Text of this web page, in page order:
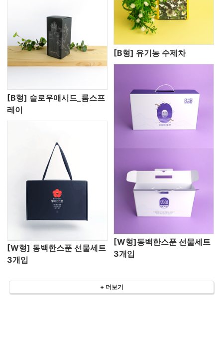
[B형] 슬로우애시드_룸스프
레이
[B형] 유기농 수제차
[W형] 동백한스푼 선물세트
3개입
[W형]동백한스푼 선물세트
3개입
+ 더보기